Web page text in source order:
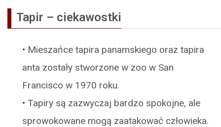
Tapir – ciekawostki
• Mieszańce tapira panamskiego oraz tapira
anta zostały stworzone w zoo w San
Francisco w 1970 roku.
• Tapiry są zazwyczaj bardzo spokojne, ale
sprowokowane mogą zaatakować człowieka.